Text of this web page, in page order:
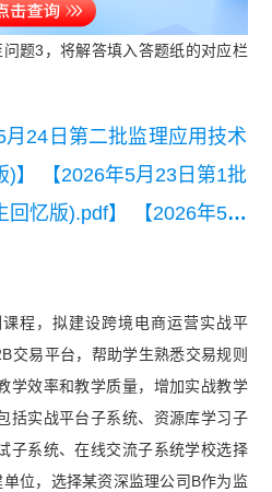
题3，将解答填入答题纸的对应栏
月24日第二批监理应用技术
】
【2026年5月23日第1批
忆版).pdf】
【2026年5月
】2020-2025年软考信息系
2026年上半年信息系统监
【2025年上半年信息系统监
2024年下半年信息系统监
程，拟建设跨境电商运营实战平
交易平台，帮助学生熟悉交易规则
学效率和教学质量，增加实战教学
括实战平台子系统、资源库学习子
子系统、在线交流子系统学校选择
位，选择某资深监理公司B作为监